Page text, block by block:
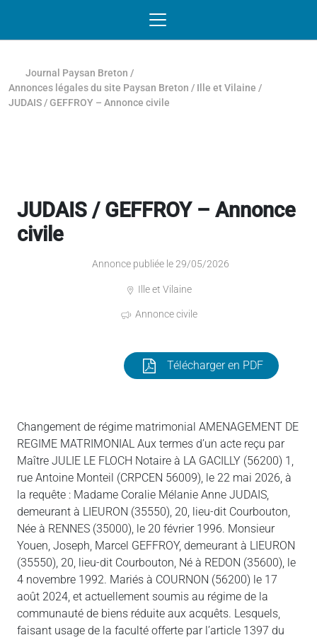
Journal Paysan Breton /
Annonces légales du site Paysan Breton / Ille et Vilaine /
JUDAIS / GEFFROY – Annonce civile
JUDAIS / GEFFROY – Annonce
civile
Annonce publiée le 29/05/2026
Ille et Vilaine
Annonce civile
Télécharger en PDF
Changement de régime matrimonial AMENAGEMENT DE
REGIME MATRIMONIAL Aux termes d’un acte reçu par
Maître JULIE LE FLOCH Notaire à LA GACILLY (56200) 1,
rue Antoine Monteil (CRPCEN 56009), le 22 mai 2026, à
la requête : Madame Coralie Mélanie Anne JUDAIS,
demeurant à LIEURON (35550), 20, lieu-dit Courbouton,
Née à RENNES (35000), le 20 février 1996. Monsieur
Youen, Joseph, Marcel GEFFROY, demeurant à LIEURON
(35550), 20, lieu-dit Courbouton, Né à REDON (35600), le
4 novembre 1992. Mariés à COURNON (56200) le 17
août 2024, et actuellement soumis au régime de la
communauté de biens réduite aux acquêts. Lesquels,
faisant usage de la faculté offerte par l’article 1397 du